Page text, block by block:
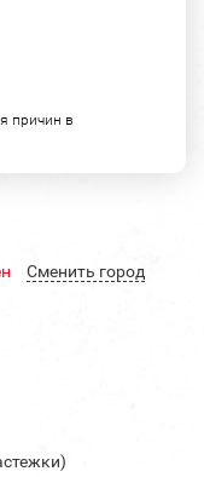
причин в
Cменить город